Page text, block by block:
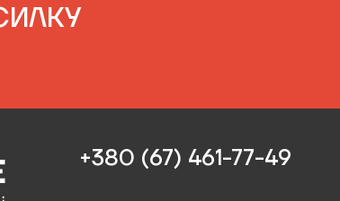
+380 (67) 461-77-49‬